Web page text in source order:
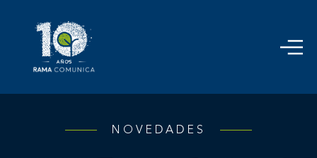
NOVEDADES